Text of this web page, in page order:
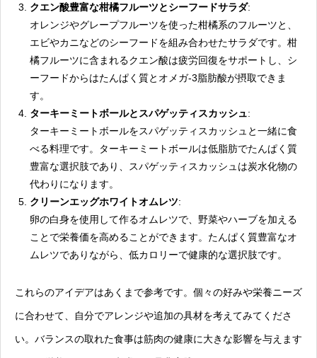
クエン酸豊富な柑橘フルーツとシーフードサラダ:
オレンジやグレープフルーツを使った柑橘系のフルーツと、
エビやカニなどのシーフードを組み合わせたサラダです。柑
橘フルーツに含まれるクエン酸は疲労回復をサポートし、シ
ーフードからはたんぱく質とオメガ-3脂肪酸が摂取できま
す。
ターキーミートボールとスパゲッティスカッシュ:
ターキーミートボールをスパゲッティスカッシュと一緒に食
べる料理です。ターキーミートボールは低脂肪でたんぱく質
豊富な選択肢であり、スパゲッティスカッシュは炭水化物の
代わりになります。
クリーンエッグホワイトオムレツ:
卵の白身を使用して作るオムレツで、野菜やハーブを加える
ことで栄養価を高めることができます。たんぱく質豊富なオ
ムレツでありながら、低カロリーで健康的な選択肢です。
これらのアイデアはあくまで参考です。個々の好みや栄養ニーズ
に合わせて、自分でアレンジや追加の具材を考えてみてくださ
い。バランスの取れた食事は筋肉の健康に大きな影響を与えます